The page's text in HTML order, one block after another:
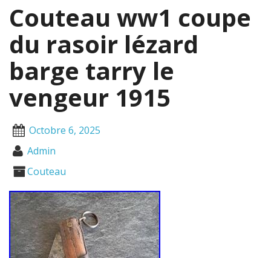
Couteau ww1 coupe
du rasoir lézard
barge tarry le
vengeur 1915
Octobre 6, 2025
Admin
Couteau